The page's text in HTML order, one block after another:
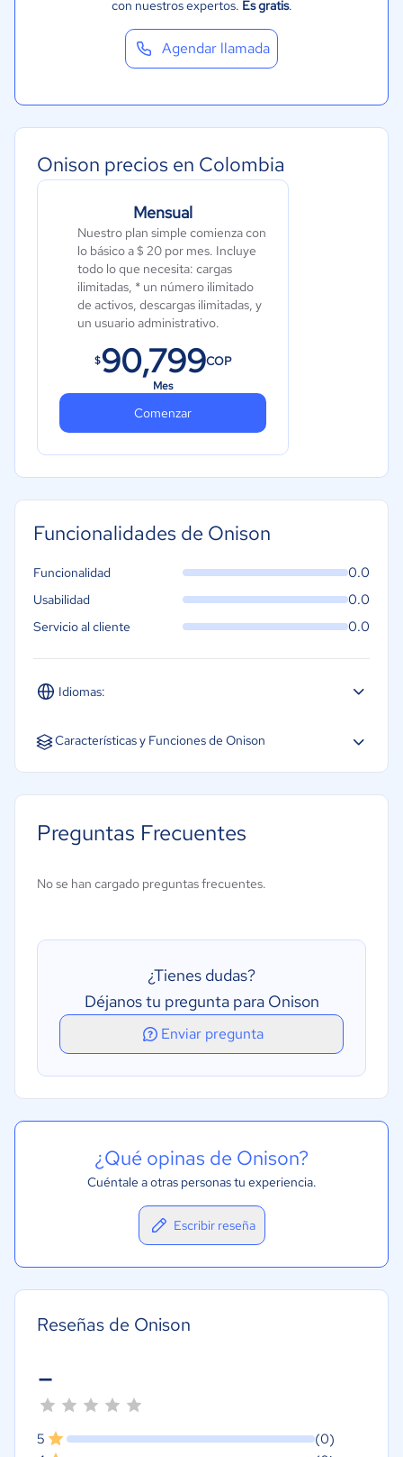
con nuestros expertos. Es gratis.
Agendar llamada
Onison precios en Colombia
Mensual
Nuestro plan simple comienza con
lo básico a $ 20 por mes. Incluye
todo lo que necesita: cargas
ilimitadas, * un número ilimitado
de activos, descargas ilimitadas, y
un usuario administrativo.
$90,799COP
Mes
Comenzar
Funcionalidades de Onison
Idiomas:
Inglés
Funcionalidad 0.0
Usabilidad 0.0
Servicio al cliente 0.0
Características y Funciones de Onison
Gestión de comercio electrónico
Preguntas Frecuentes
No se han cargado preguntas frecuentes.
¿Tienes dudas?
Déjanos tu pregunta para Onison
Enviar pregunta
¿Qué opinas de Onison?
Cuéntale a otras personas tu experiencia.
Escribir reseña
Reseñas de Onison
-
5
(0)